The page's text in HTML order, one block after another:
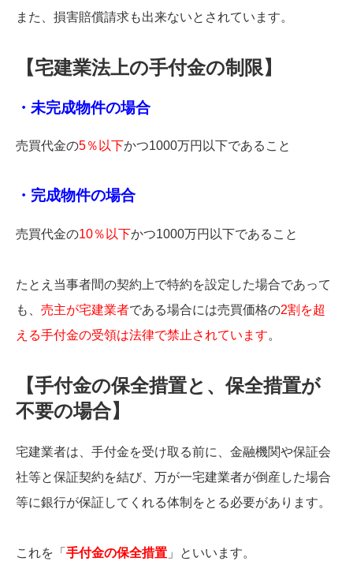
また、損害賠償請求も出来ないとされています。
【宅建業法上の手付金の制限】
・未完成物件の場合
売買代金の5％以下かつ1000万円以下であること
・完成物件の場合
売買代金の10％以下かつ1000万円以下であること
たとえ当事者間の契約上で特約を設定した場合であって
も、 売主が宅建業者である場合には売買価格の2割を超
える手付金の受領は法律で禁止されています。
【手付金の保全措置と、保全措置が
不要の場合】
宅建業者は、手付金を受け取る前に、金融機関や保証会
社等と保証契約を結び、万が一宅建業者が倒産した場合
等に銀行が保証してくれる体制をとる必要があります。
これを「 手付金の保全措置 」といいます。